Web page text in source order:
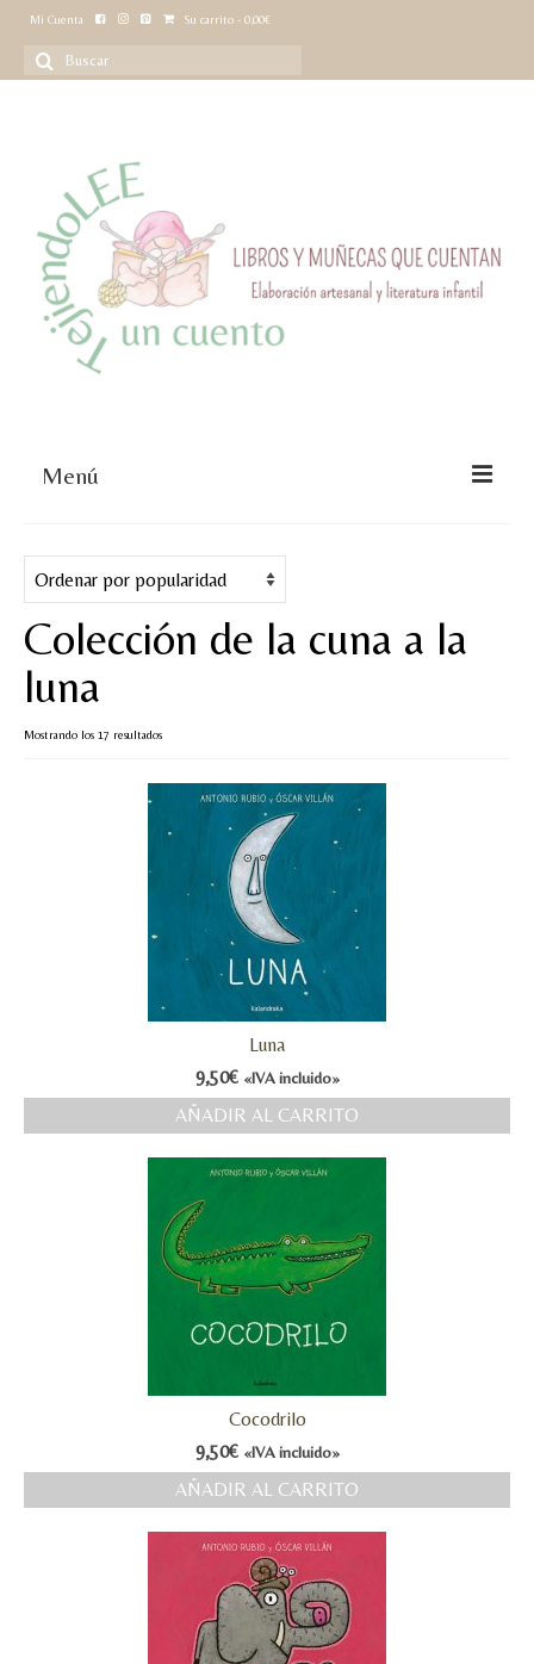
Mi Cuenta Su carrito - 0,00€
Buscar
por:
Menú
Juegos y puzles
Materiales de juego
Artesanía Waldorf
Hecho a mano
¿QUIÉN SOY?
CREACIONES
MI CUENTA
Valoraciones y opiniones de TejiendoLEE un
Colección de la cuna a la
luna
Mostrando los 17 resultadosOrdenado
popularidad
Luna
9,50€ «IVA incluido»
AÑADIR AL CARRITO
Cocodrilo
9,50€ «IVA incluido»
AÑADIR AL CARRITO